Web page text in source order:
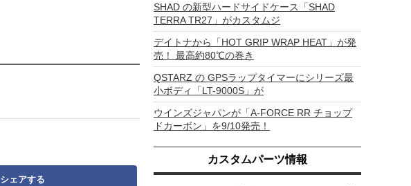
シェアする
SHAD の新型ハードサイドケース「SHAD
TERRA TR27」がカスタムジ
デイトナから「HOT GRIP WRAP HEAT」が発
売！ 最高約80℃の巻き
QSTARZ の GPSラップタイマーにシリーズ最
小ボディ「LT-9000S」が
ウインズジャパンが「A-FORCE RR チョップ
ドカーボン」を9/10発売！
カスタムパーツ情報